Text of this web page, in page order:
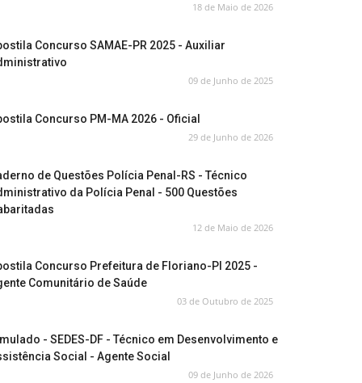
18 de Maio de 2026
Concurso SAMAE-PR 2025 - Auxiliar
09 de Junho de 2025
Concurso PM-MA 2026 - Oficial
29 de Junho de 2026
de Questões Polícia Penal-RS - Técnico
da Polícia Penal - 500 Questões
12 de Maio de 2026
Concurso Prefeitura de Floriano-PI 2025 -
Comunitário de Saúde
03 de Outubro de 2025
- SEDES-DF - Técnico em Desenvolvimento e
Social - Agente Social
09 de Junho de 2026